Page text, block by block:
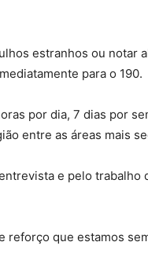
estranhos ou notar
para o 190.
por dia, 7 dias por
entre as áreas mais
e pelo trabalho
reforço que estamos